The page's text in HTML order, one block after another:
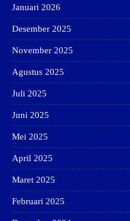
Januari 2026
Desember 2025
November 2025
Agustus 2025
Juli 2025
Juni 2025
Mei 2025
April 2025
Maret 2025
Februari 2025